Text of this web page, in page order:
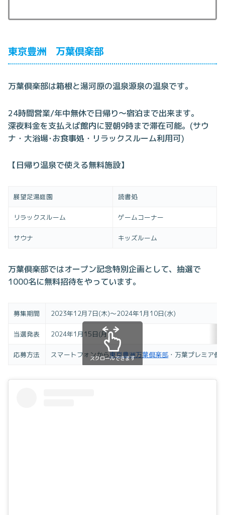
東京豊洲 万葉倶楽部
万葉倶楽部は箱根と湯河原の温泉源泉の温泉です。
24時間営業/年中無休で日帰り～宿泊まで出来ます。
深夜料金を支払えば館内に翌朝9時まで滞在可能。(サウ
ナ・大浴場･お食事処・リラックスルーム利用可)
【日帰り温泉で使える無料施設】
展望足湯庭園 読書処
リラックスルーム ゲームコーナー
サウナ キッズルーム
万葉倶楽部ではオープン記念特別企画として、抽選で
1000名に無料招待をやっています。
募集期間 2023年12月7日(木)～2024年1月10日(水)
当選発表 2024年1月15日(月)
応募方法 スマートフォンから東京豊洲万葉倶楽部 ・万葉プレミア倶
スクロールできます